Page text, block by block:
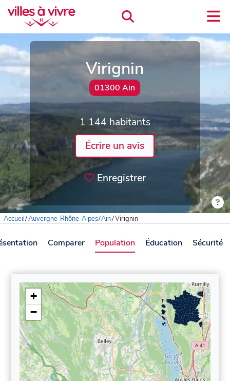
Virignin
01300 Ain
1 144 habitants
Écrire un avis
Enregistrer
Accueil/Auvergne-Rhône-Alpes/Ain/Virignin
Comparer Population Éducation Sécurité
+
−